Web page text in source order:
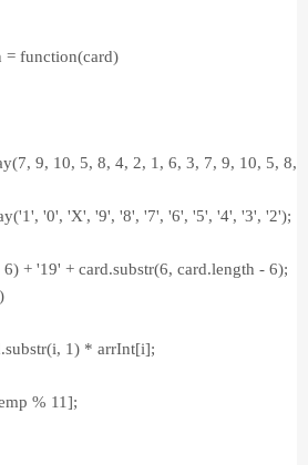
= function(card)
9, 10, 5, 8, 4, 2, 1, 6, 3, 7, 9, 10, 5, 8,
'0', 'X', '9', '8', '7', '6', '5', '4', '3', '2');
+ '19' + card.substr(6, card.length - 6);
1) * arrInt[i];
% 11];